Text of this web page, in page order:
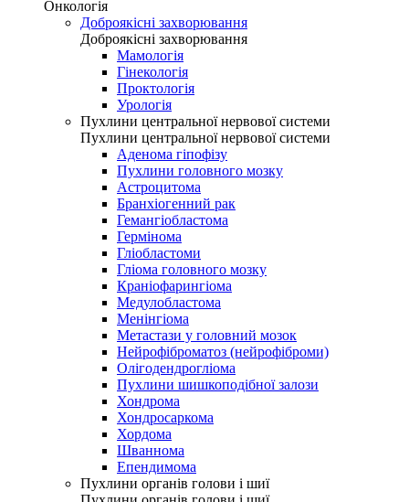
Онкологія
Доброякісні захворювання
Доброякісні захворювання
Мамологія
Гінекологія
Проктологія
Урологія
Пухлини центральної нервової системи
Пухлини центральної нервової системи
Аденома гіпофізу
Пухлини головного мозку
Астроцитома
Бранхіогенний рак
Гемангіобластома
Гермінома
Гліобластоми
Гліома головного мозку
Краніофарингіома
Медулобластома
Менінгіома
Метастази у головний мозок
Нейрофіброматоз (нейрофіброми)
Олігодендрогліома
Пухлини шишкоподібної залози
Хондрома
Хондросаркома
Хордома
Шваннома
Епендимома
Пухлини органів голови і шиї